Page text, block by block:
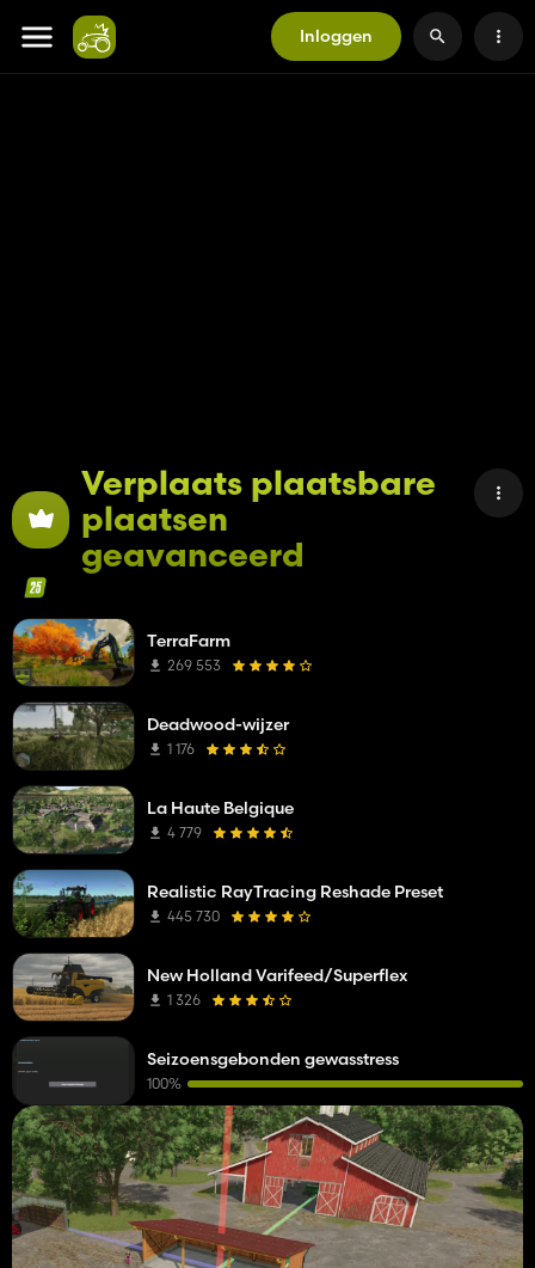
Inloggen
Verplaats plaatsbare
plaatsen
geavanceerd
TerraFarm
269 553
Deadwood-wijzer
1 176
La Haute Belgique
4 779
Realistic RayTracing Reshade Preset
445 730
New Holland Varifeed/Superflex
1 326
Seizoensgebonden gewasstress
100%